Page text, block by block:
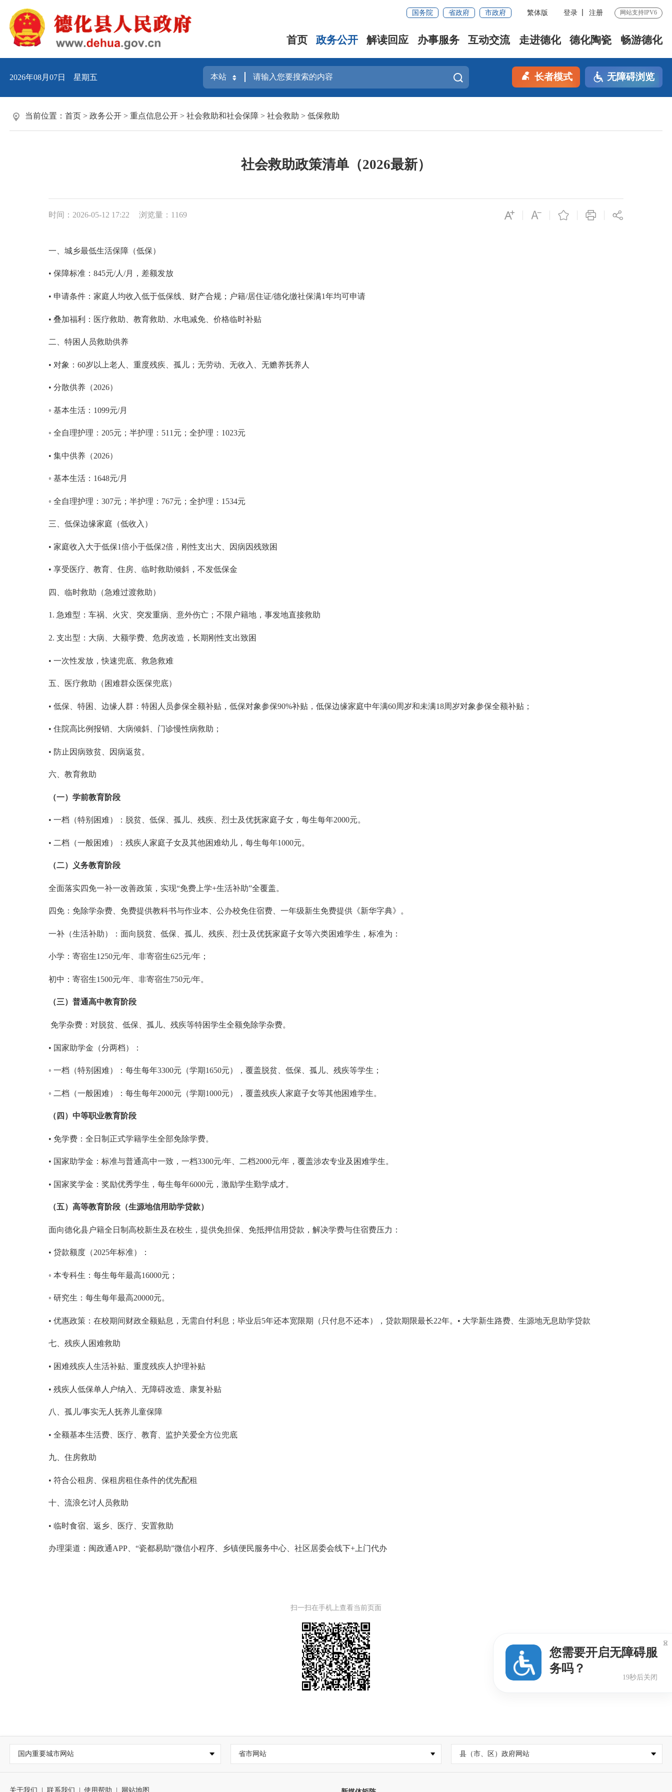
国务院 省政府 市政府 繁体版 登录 注册 网站支持IPV6
首页 政务公开 解读回应 办事服务 互动交流 走进德化 德化陶瓷 畅游德化
2026年08月07日 星期五 长者模式 无障碍浏览
当前位置： 首页 > 政务公开 > 重点信息公开 > 社会救助和社会保障 > 社会救助 > 低保救助
社会救助政策清单（2026最新）
时间：2026-05-12 17:22 浏览量： 1169
一、城乡最低生活保障（低保）
• 保障标准： 845元/人/月，差额发放
• 申请条件：家庭人均收入低于低保线、财产合规；户籍/居住证/德化缴社保满1年均可申请
• 叠加福利：医疗救助、教育救助、水电减免、价格临时补贴
二、特困人员救助供养
• 对象：60岁以上老人、重度残疾、孤儿；无劳动、无收入、无赡养抚养人
• 分散供养（2026）
◦ 基本生活： 1099元/月
◦ 全自理护理：205元；半护理： 511 元；全护理： 1023元
• 集中供养（2026）
◦ 基本生活： 1648元/月
◦ 全自理护理： 307元；半护理： 767元；全护理： 1534元
三、低保边缘家庭（低收入）
• 家庭收入 大于低保1倍小于低保2倍，刚性支出大、因病因残致困
• 享受医疗、教育、住房、临时救助倾斜，不发低保金
四、临时救助（急难过渡救助）
1. 急难型：车祸、火灾、突发重病、意外伤亡；不限户籍地，事发地直接救助
2. 支出型：大病、大额学费、危房改造，长期刚性支出致困
• 一次性发放，快速兜底、救急救难
五、医疗救助（困难群众医保兜底）
• 低保、特困、边缘人群： 特困人员参保全额补贴， 低保对象参保90%补贴，低保边缘家庭中年满60周岁和未满18周岁对象参保全额补贴；
• 住院高比例报销、大病倾斜、门诊慢性病救助 ；
• 防止因病致贫、因病返贫。
六、教育救助
（一） 学前教育阶段
• 一档（特别困难）：脱贫、低保、孤儿、残疾、烈士及优抚家庭子女，每生每年2000元。
• 二档（一般困难）：残疾人家庭子女及其他困难幼儿，每生每年1000元。
（二） 义务教育阶段
全面落实四免一补一改善政策，实现“免费上学+生活补助”全覆盖。
四免：免除学杂费、免费提供教科书与作业本、公办校免住宿费、一年级新生免费提供《新华字典》。
一补（生活补助）：面向脱贫、低保、孤儿、残疾、烈士及优抚家庭子女等六类困难学生，标准为：
小学：寄宿生1250元/年、非寄宿生625元/年；
初中：寄宿生1500元/年、非寄宿生750元/年。
（三） 普通高中教育阶段
免学杂费：对脱贫、低保、孤儿、残疾等特困学生全额免除学杂费。
• 国家助学金（分两档）：
◦ 一档（特别困难）：每生每年3300元（学期1650元），覆盖脱贫、低保、孤儿、残疾等学生；
◦ 二档（一般困难）：每生每年2000元（学期1000元），覆盖残疾人家庭子女等其他困难学生。
（ 四 ） 中等职业教育阶段
• 免学费：全日制正式学籍学生全部免除学费。
• 国家助学金：标准与普通高中一致，一档3300元/年、二档2000元/年，覆盖涉农专业及困难学生。
• 国家奖学金：奖励优秀学生，每生每年6000元，激励学生勤学成才。
（五） 高等教育阶段（生源地信用助学贷款）
面向德化县户籍全日制高校新生及在校生，提供免担保、免抵押信用贷款，解决学费与住宿费压力：
• 贷款额度（2025年标准）：
◦ 本专科生：每生每年最高16000元；
◦ 研究生：每生每年最高20000元。
• 优惠政策：在校期间财政全额贴息，无需自付利息；毕业后5年还本宽限期（只付息不还本），贷款期限最长22年。• 大学新生路费、生源地无息助学贷款
七、残疾人困难救助
• 困难残疾人生活补贴、重度残疾人护理补贴
• 残疾人低保单人户纳入、无障碍改造、康复补贴
八、孤儿/事实无人抚养儿童保障
• 全额基本生活费、医疗、教育、监护关爱全方位兜底
九、住房救助
• 符合公租房、保租房租住条件的优先配租
十、流浪乞讨人员救助
• 临时食宿、返乡、医疗、安置救助
办理渠道 ： 闽政通APP、 “瓷都易助”微信小程序、乡镇便民服务中心、社区居委会线下+上门代办
扫一扫在手机上查看当前页面
国内重要城市网站 省市网站 县（市、区）政府网站
关于我们 联系我们 使用帮助 网站地图
您需要开启无障碍服
务吗？
18秒后关闭
